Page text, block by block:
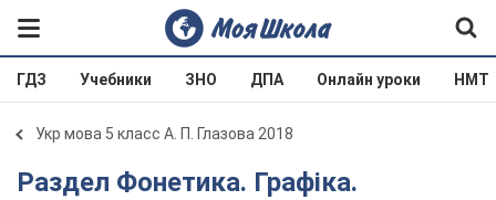
ГДЗ Учебники ЗНО ДПА Онлайн уроки НМТ
Укр мова 5 класс А. П. Глазова 2018
Раздел Фонетика. Графіка.